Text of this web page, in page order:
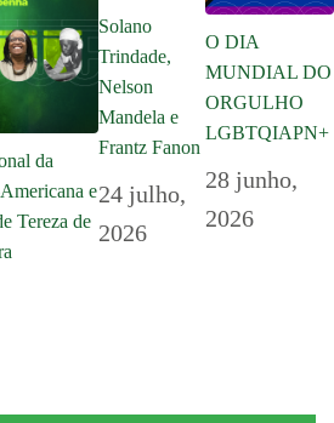
da
e
Tereza de
Solano
Trindade,
Nelson
Mandela e
Frantz Fanon
24 julho,
2026
O DIA
MUNDIAL DO
ORGULHO
LGBTQIAPN+
28 junho,
2026